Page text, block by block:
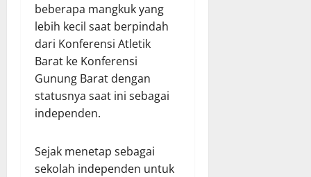
beberapa mangkuk yang
lebih kecil saat berpindah
dari Konferensi Atletik
Barat ke Konferensi
Gunung Barat dengan
statusnya saat ini sebagai
independen.
Sejak menetap sebagai
sekolah independen untuk